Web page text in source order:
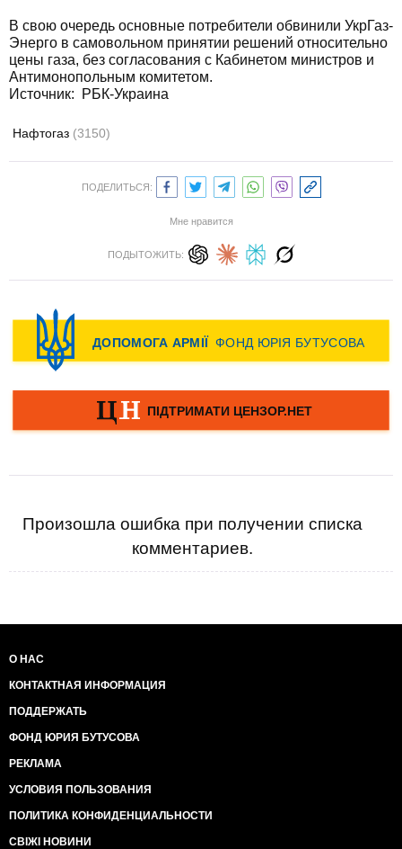
В свою очередь основные потребители обвинили УкрГаз-
Энерго в самовольном принятии решений относительно
цены газа, без согласования с Кабинетом министров и
Антимонопольным комитетом.
Источник: РБК-Украина
Нафтогаз (3150)
ПОДЕЛИТЬСЯ:
Мне нравится
ПОДЫТОЖИТЬ:
Произошла ошибка при получении списка
комментариев.
О НАС
КОНТАКТНАЯ ИНФОРМАЦИЯ
ПОДДЕРЖАТЬ
ФОНД ЮРИЯ БУТУСОВА
РЕКЛАМА
УСЛОВИЯ ПОЛЬЗОВАНИЯ
ПОЛИТИКА КОНФИДЕНЦИАЛЬНОСТИ
СВІЖІ НОВИНИ